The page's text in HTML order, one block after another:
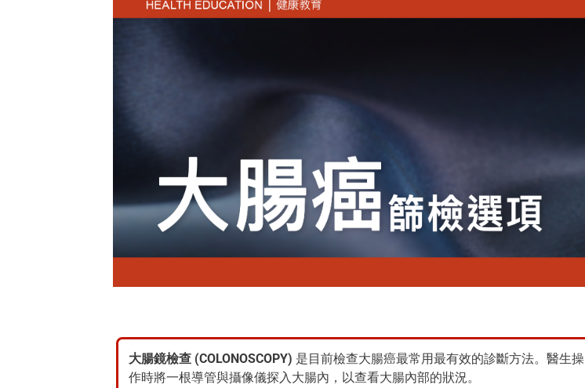
大腸鏡檢查 (COLONOSCOPY) 是目前檢查大腸癌最常用最有效的診斷方法。醫生操
作時將一根導管與攝像儀探入大腸內，以查看大腸內部的狀況。